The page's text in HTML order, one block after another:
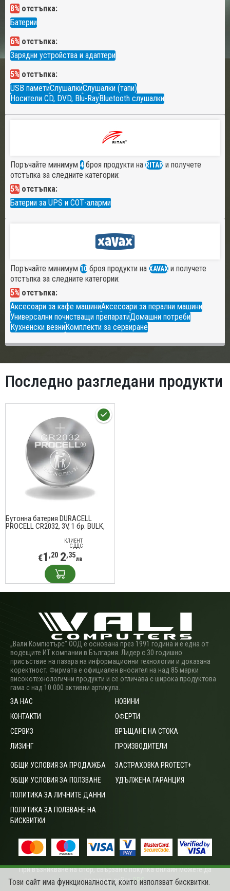
8% отстъпка:
Батерии
6% отстъпка:
Зарядни устройства и адаптери
5% отстъпка:
USB паметиСлушалкиСлушалки (тапи)
Носители CD, DVD, Blu-RayBluetooth слушалки
Поръчайте минимум 4 броя продукти на RITAR и получете
отстъпка за следните категории:
5% отстъпка:
Батерии за UPS и СОТ-аларми
Поръчайте минимум 10 броя продукти на XAVAX и получете
отстъпка за следните категории:
5% отстъпка:
Аксесоари за кафе машиниАксесоари за перални машини
Универсални почистващи препаратиДомашни потреби
Кухненски везниКомплекти за сервиране
Последно разгледани продукти
Бутонна батерия DURACELL
PROCELL CR2032, 3V, 1 бр. BULK,
КЛИЕНТ
С ДДС
€1 ,20 2,35лв
„Вали Компютърс” ООД е основана през 1991 година и е една от
водещите ИТ компании в България. Лидер с 30 годишно
присъствие на пазара на информационни технологии и доказана
коректност; Фирмата е официален вносител на над 85 марки
високотехнологични продукти и се отличава с широка продуктова
гама с над 10 000 активни артикула.
ЗА НАС
КОНТАКТИ
СЕРВИЗ
ЛИЗИНГ
НОВИНИ
ОФЕРТИ
ВРЪЩАНЕ НА СТОКА
ПРОИЗВОДИТЕЛИ
ОБЩИ УСЛОВИЯ ЗА ПРОДАЖБА
ОБЩИ УСЛОВИЯ ЗА ПОЛЗВАНЕ
ПОЛИТИКА ЗА ЛИЧНИТЕ ДАННИ
ПОЛИТИКА ЗА ПОЛЗВАНЕ НА
БИСКВИТКИ
ЗАСТРАХОВКА PROTECT+
УДЪЛЖЕНА ГАРАНЦИЯ
При възникване на спор, свързан с покупка онлайн можете да
ползвате сайтаОРС.
Този сайт има функционалности, които използват бисквитки.